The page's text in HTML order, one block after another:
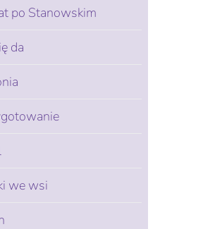
po Stanowskim
da
we wsi